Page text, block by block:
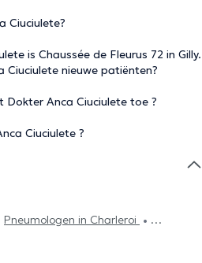
Ciuciulete?
is Chaussée de Fleurus 72 in Gilly.
Ciuciulete nieuwe patiënten?
Anca Ciuciulete toe ?
Ciuciulete ?
Pneumologen in Charleroi